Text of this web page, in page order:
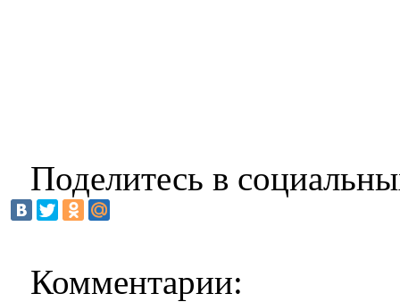
Поделитесь в
Комментарии: